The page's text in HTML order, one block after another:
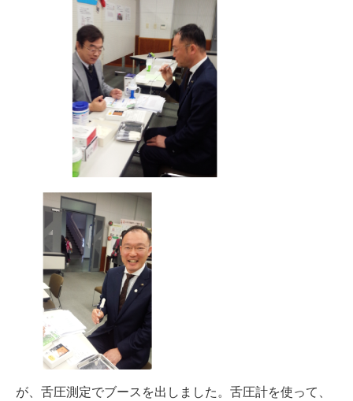
が、舌圧測定でブースを出しました。舌圧計を使って、